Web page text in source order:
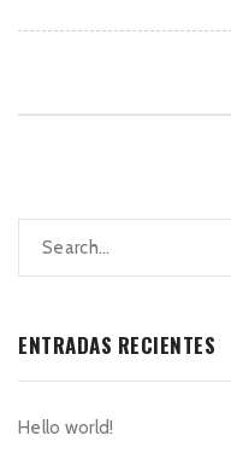
ENTRADAS RECIENTES
Hello world!